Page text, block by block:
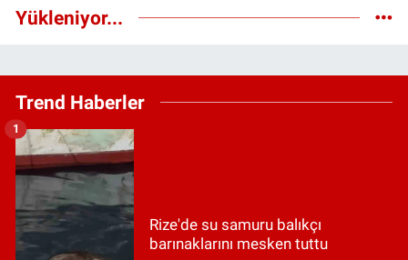
Yükleniyor...
Trend Haberler
Rize'de su samuru balıkçı
barınaklarını mesken tuttu
1